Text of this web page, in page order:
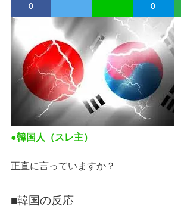
0 0
●韓国人（スレ主）
正直に言っていますか？
■韓国の反応